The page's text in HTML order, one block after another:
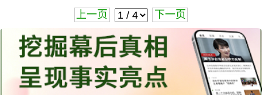
上一页 下一页